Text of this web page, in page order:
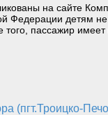
на сайте
Федерации
пассажир
(пгт.Троицко-